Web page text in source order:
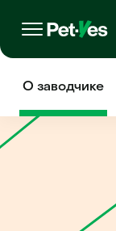
О заводчике